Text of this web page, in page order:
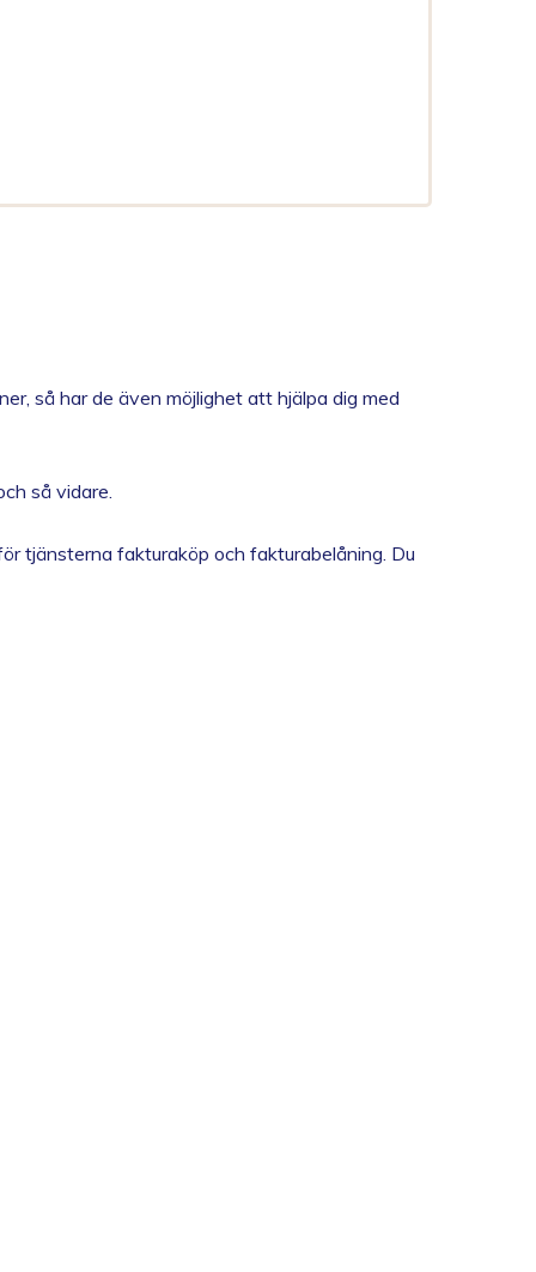
så har de även möjlighet att hjälpa dig med
så vidare.
tjänsterna fakturaköp och fakturabelåning. Du